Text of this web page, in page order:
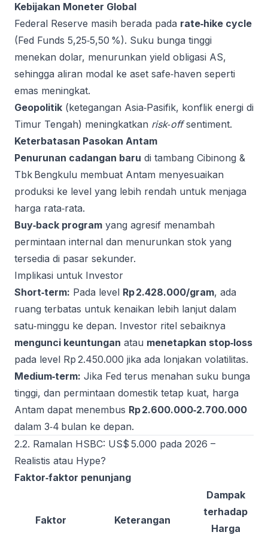
Kebijakan Moneter Global
Federal Reserve masih berada pada rate‑hike cycle
(Fed Funds 5,25‑5,50 %). Suku bunga tinggi
menekan dolar, menurunkan yield obligasi AS,
sehingga aliran modal ke aset safe‑haven seperti
emas meningkat.
Geopolitik (ketegangan Asia‑Pasifik, konflik energi di
Timur Tengah) meningkatkan risk‑offsentiment.
Keterbatasan Pasokan Antam
Penurunan cadangan baru di tambang Cibinong &
Tbk Bengkulu membuat Antam menyesuaikan
produksi ke level yang lebih rendah untuk menjaga
harga rata‑rata.
Buy‑back program yang agresif menambah
permintaan internal dan menurunkan stok yang
tersedia di pasar sekunder.
Implikasi untuk Investor
Short‑term: Pada level Rp 2.428.000/gram, ada
ruang terbatas untuk kenaikan lebih lanjut dalam
satu‑minggu ke depan. Investor ritel sebaiknya
mengunci keuntungan atau menetapkan stop‑loss
pada level Rp 2.450.000 jika ada lonjakan volatilitas.
Medium‑term: Jika Fed terus menahan suku bunga
tinggi, dan permintaan domestik tetap kuat, harga
Antam dapat menembus Rp 2.600.000‑2.700.000
dalam 3‑4 bulan ke depan.
2.2. Ramalan HSBC: US$ 5.000 pada 2026 –
Realistis atau Hype?
Faktor‑faktor penunjang
Faktor Keterangan
Dampak
terhadap
Harga